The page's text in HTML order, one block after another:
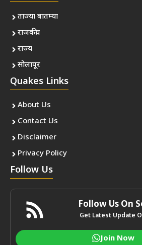
ताज्या बातम्या
राजकीय
राज्य
सोलापूर
Quakes Links
About Us
Contact Us
Disclaimer
Privacy Policy
Follow Us
Follow Us On
Get Latest Update
Join Now